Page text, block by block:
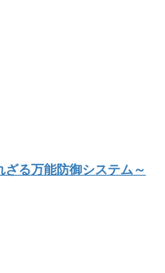
る万能防御システム～